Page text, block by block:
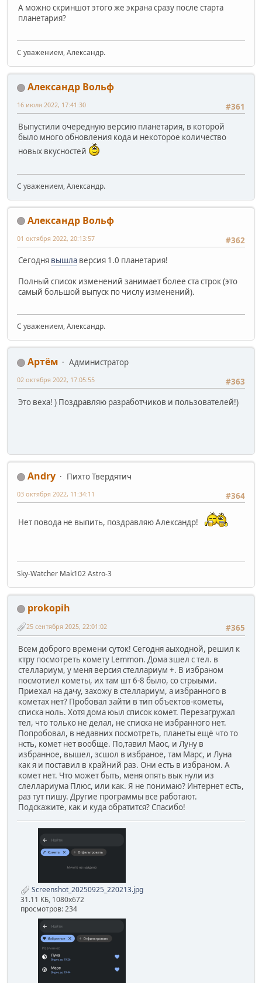
А можно скриншот этого же экрана сразу после старта
планетария?
С уважением, Александр.
Александр Вольф
#361
16 июля 2022, 17:41:30
Выпустили очередную версию планетария, в которой
было много обновления кода и некоторое количество
новых вкусностей
С уважением, Александр.
Александр Вольф
#362
01 октября 2022, 20:13:57
Сегодня вышла версия 1.0 планетария!
Полный список изменений занимает более ста строк (это
самый большой выпуск по числу изменений).
С уважением, Александр.
Артём
Администратор
#363
02 октября 2022, 17:05:55
Это веха! ) Поздравляю разработчиков и пользователей!)
Andry
Пихто Твердятич
#364
03 октября 2022, 11:34:11
Нет повода не выпить, поздравляю Александр!
Sky-Watcher Mak102 Astro-3
prokopih
#365
25 сентября 2025, 22:01:02
Всем доброго времени суток! Сегодня аыходной, решил к
ктру посмотреть комету Lemmon. Дома зшел с тел. в
стеллариум, у меня версия стеллариум +. В избраном
посмотиел кометы, их там шт 6-8 было, со стрыыми.
Приехал на дачу, захожу в стеллариум, а избранного в
кометах нет? Пробовал зайти в тип объектов-кометы,
списка ноль. Хотя дома юыл список комет. Перезагружал
тел, что только не делал, не списка не избранного нет.
Попробовал, в недавних посмотреть, планеты ещё что то
нсть, комет нет вообще. По,тавил Маос, и Луну в
избранное, вышел, зсшол в избраное, там Марс, и Луна
как я и поставил в крайний раз. Они есть в избраном. А
комет нет. Что может быть, меня опять вык нули из
слеллариума Плюс, или как. Я не понимаю? Интернет есть,
раз тут пишу. Другие программы все работают.
Подскажите, как и куда обратится? Спасибо!
Screenshot_20250925_220213.jpg
31.11 КБ, 1080x672
просмотров: 234